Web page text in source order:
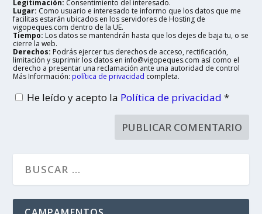
Legitimación: Consentimiento del interesado.
Lugar: Como usuario e interesado te informo que los datos que me
facilitas estarán ubicados en los servidores de Hosting de
vigopeques.com dentro de la UE.
Tiempo: Los datos se mantendrán hasta que los dejes de baja tu, o se
cierre la web.
Derechos: Podrás ejercer tus derechos de acceso, rectificación,
limitación y suprimir los datos en info@vigopeques.com así como el
derecho a presentar una reclamación ante una autoridad de control
Más Información: política de privacidad completa.
He leído y acepto la Política de privacidad*